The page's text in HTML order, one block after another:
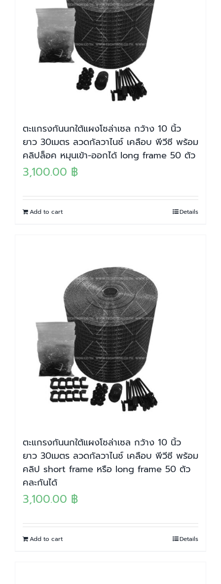
ตะแกรงกันนกใต้แผงโซล่าเซล กว้าง 10 นิ้ว
ยาว 30เมตร ลวดกัลวาไนซ์ เคลือบ พีวีซี พร้อม
คลิปล็อค หมุนเข้า-ออกได้ long frame 50 ตัว
3,100.00 ฿
Add to cart Details
ตะแกรงกันนกใต้แผงโซล่าเซล กว้าง 10 นิ้ว
ยาว 30เมตร ลวดกัลวาไนซ์ เคลือบ พีวีซี พร้อม
คลิป short frame หรือ long frame 50 ตัว
คละกันได้
3,100.00 ฿
Add to cart Details